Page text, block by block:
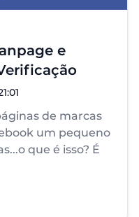
e
de marcas
um pequeno
que é isso? É